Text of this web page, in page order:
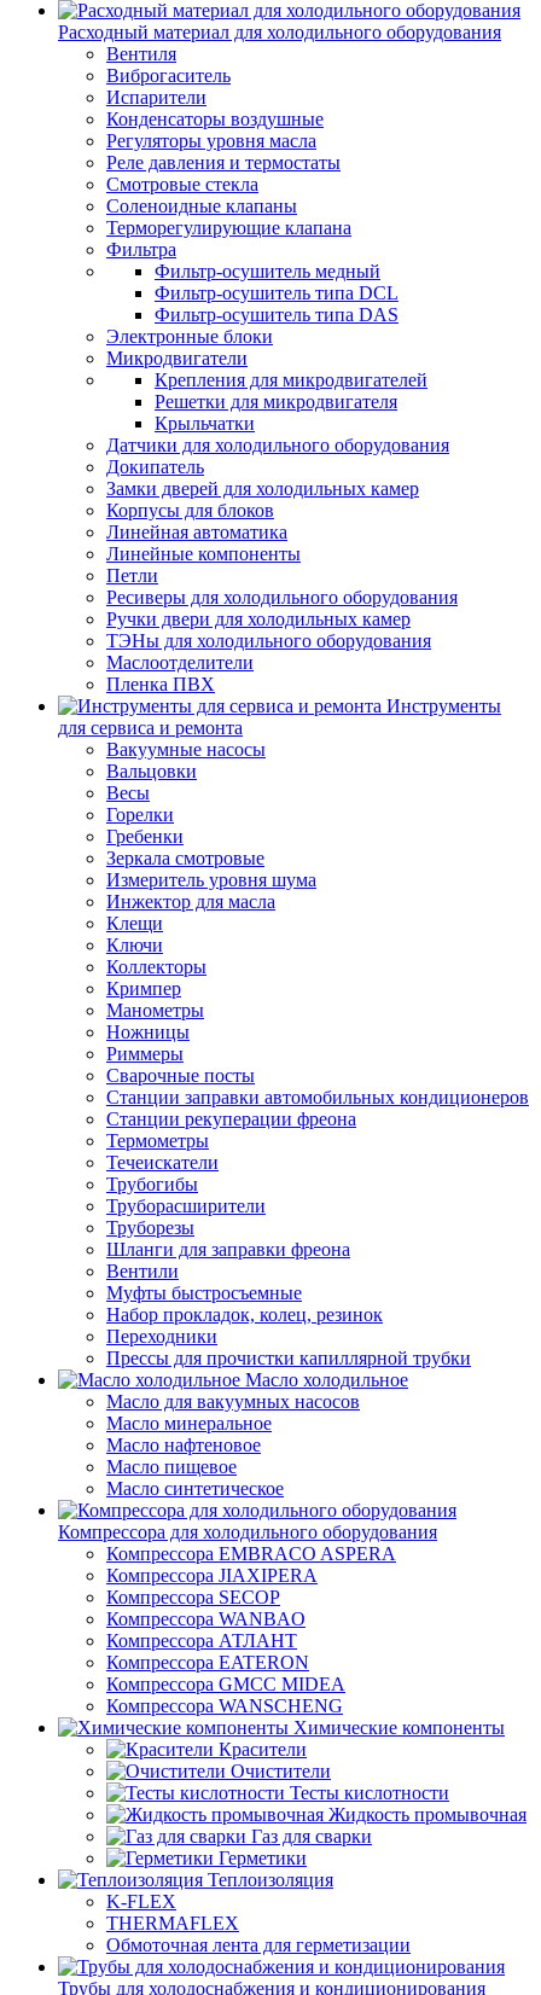
Расходный материал для холодильного оборудования
Вентиля
Виброгаситель
Испарители
Конденсаторы воздушные
Регуляторы уровня масла
Реле давления и термостаты
Смотровые стекла
Соленоидные клапаны
Терморегулирующие клапана
Фильтра
Фильтр-осушитель медный
Фильтр-осушитель типа DCL
Фильтр-осушитель типа DAS
Электронные блоки
Микродвигатели
Крепления для микродвигателей
Решетки для микродвигателя
Крыльчатки
Датчики для холодильного оборудования
Докипатель
Замки дверей для холодильных камер
Корпусы для блоков
Линейная автоматика
Линейные компоненты
Петли
Ресиверы для холодильного оборудования
Ручки двери для холодильных камер
ТЭНы для холодильного оборудования
Маслоотделители
Пленка ПВХ
Инструменты
для сервиса и ремонта
Вакуумные насосы
Вальцовки
Весы
Горелки
Гребенки
Зеркала смотровые
Измеритель уровня шума
Инжектор для масла
Клещи
Ключи
Коллекторы
Кримпер
Манометры
Ножницы
Риммеры
Сварочные посты
Станции заправки автомобильных кондиционеров
Станции рекуперации фреона
Термометры
Течеискатели
Трубогибы
Труборасширители
Труборезы
Шланги для заправки фреона
Вентили
Муфты быстросъемные
Набор прокладок, колец, резинок
Переходники
Прессы для прочистки капиллярной трубки
Масло холодильное
Масло для вакуумных насосов
Масло минеральное
Масло нафтеновое
Масло пищевое
Масло синтетическое
Компрессора для холодильного оборудования
Компрессора EMBRACO ASPERA
Компрессора JIAXIPERA
Компрессора SECOP
Компрессора WANBAO
Компрессора АТЛАНТ
Компрессора EATERON
Компрессора GMCC MIDEA
Компрессора WANSCHENG
Химические компоненты
Красители
Очистители
Тесты кислотности
Жидкость промывочная
Газ для сварки
Герметики
Теплоизоляция
K-FLEX
THERMAFLEX
Обмоточная лента для герметизации
Трубы для холодоснабжения и кондиционирования